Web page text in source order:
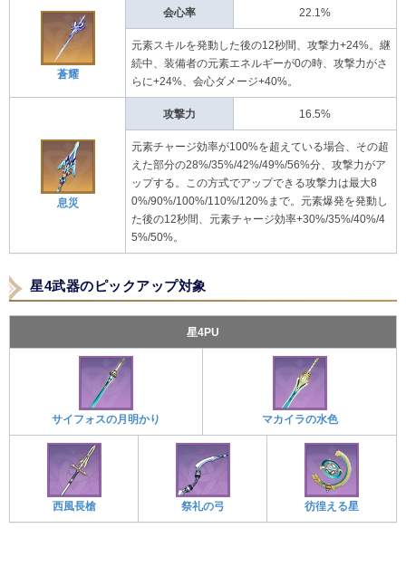
蒼耀
会心率 22.1%
元素スキルを発動した後の12秒間、攻撃力+24%。継
続中、装備者の元素エネルギーが0の時、攻撃力がさ
らに+24%、会心ダメージ+40%。
息災
攻撃力 16.5%
元素チャージ効率が100%を超えている場合、その超
えた部分の28%/35%/42%/49%/56%分、攻撃力がア
ップする。この方式でアップできる攻撃力は最大8
0%/90%/100%/110%/120%まで。元素爆発を発動し
た後の12秒間、元素チャージ効率+30%/35%/40%/4
5%/50%。
星4武器のピックアップ対象
星4PU
サイフォスの月明かり マカイラの水色
西風長槍 祭礼の弓 彷徨える星